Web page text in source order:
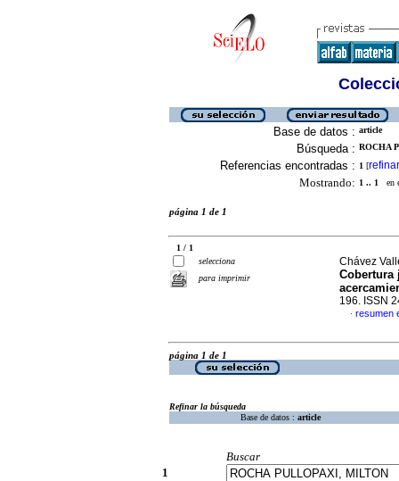
Base de datos : article
Búsqueda : ROCHA
Referencias encontradas : 1 [refinar
Mostrando: 1 .. 1 en
página 1 de 1
1 / 1
selecciona
para imprimir
Chávez
196. ISSN
· resumen
página 1 de 1
Refinar la búsqueda
Base de datos : article
Buscar
1